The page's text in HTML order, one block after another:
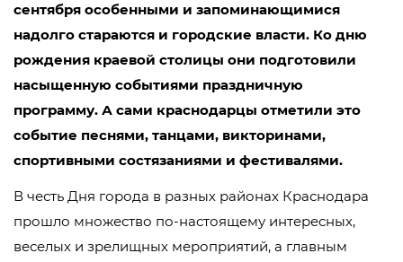
сентября особенными и запоминающимися
надолго стараются и городские власти. Ко дню
рождения краевой столицы они подготовили
насыщенную событиями праздничную
программу. А сами краснодарцы отметили это
событие песнями, танцами, викторинами,
спортивными состязаниями и фестивалями.
В честь Дня города в разных районах Краснодара
прошло множество по-настоящему интересных,
веселых и зрелищных мероприятий, а главным